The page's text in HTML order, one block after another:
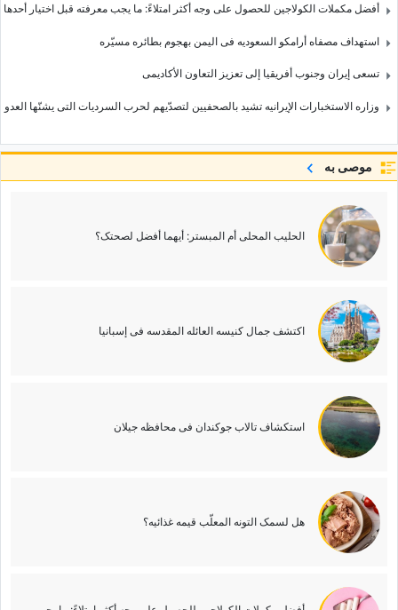
أفضل مکملات الکولاجین للحصول على وجه أکثر امتلاءً: ما یجب معرفته قبل اختیار أحدها
استهداف مصفاه أرامکو السعودیه فی الیمن بهجوم بطائره مسیّره
تسعى إیران وجنوب أفریقیا إلى تعزیز التعاون الأکادیمی
وزاره الاستخبارات الإیرانیه تشید بالصحفیین لتصدّیهم لحرب السردیات التی یشنّها العدو
موصى به
الحلیب المحلی أم المبستر: أیهما أفضل لصحتک؟
اکتشف جمال کنیسه العائله المقدسه فی إسبانیا
استکشاف تالاب جوکندان فی محافظه جیلان
هل لسمک التونه المعلّب قیمه غذائیه؟